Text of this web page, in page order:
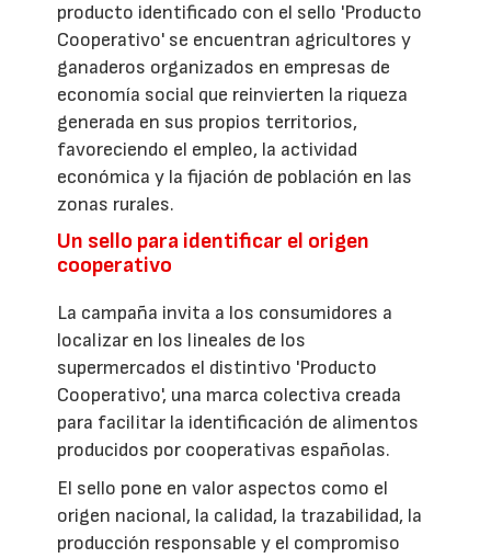
producto identificado con el sello 'Producto
Cooperativo' se encuentran agricultores y
ganaderos organizados en empresas de
economía social que reinvierten la riqueza
generada en sus propios territorios,
favoreciendo el empleo, la actividad
económica y la fijación de población en las
zonas rurales.
Un sello para identificar el origen
cooperativo
La campaña invita a los consumidores a
localizar en los lineales de los
supermercados el distintivo 'Producto
Cooperativo', una marca colectiva creada
para facilitar la identificación de alimentos
producidos por cooperativas españolas.
El sello pone en valor aspectos como el
origen nacional, la calidad, la trazabilidad, la
producción responsable y el compromiso